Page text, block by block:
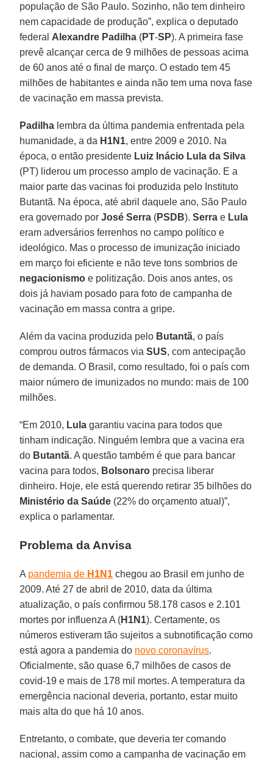
população de São Paulo. Sozinho, não tem dinheiro
nem capacidade de produção”, explica o deputado
federal Alexandre Padilha (PT-SP). A primeira fase
prevê alcançar cerca de 9 milhões de pessoas acima
de 60 anos até o final de março. O estado tem 45
milhões de habitantes e ainda não tem uma nova fase
de vacinação em massa prevista.
Padilha lembra da última pandemia enfrentada pela
humanidade, a da H1N1, entre 2009 e 2010. Na
época, o então presidente Luiz Inácio Lula da Silva
(PT) liderou um processo amplo de vacinação. E a
maior parte das vacinas foi produzida pelo Instituto
Butantã. Na época, até abril daquele ano, São Paulo
era governado porJosé Serra (PSDB).Serra e Lula
eram adversários ferrenhos no campo político e
ideológico. Mas o processo de imunização iniciado
em março foi eficiente e não teve tons sombrios de
negacionismo e politização. Dois anos antes, os
dois já haviam posado para foto de campanha de
vacinação em massa contra a gripe.
Além da vacina produzida pelo Butantã, o país
comprou outros fármacos viaSUS, com antecipação
de demanda. O Brasil, como resultado, foi o país com
maior número de imunizados no mundo: mais de 100
milhões.
“Em 2010, Lula garantiu vacina para todos que
tinham indicação. Ninguém lembra que a vacina era
do Butantã. A questão também é que para bancar
vacina para todos, Bolsonaro precisa liberar
dinheiro. Hoje, ele está querendo retirar 35 bilhões do
Ministério da Saúde (22% do orçamento atual)”,
explica o parlamentar.
Problema da Anvisa
A pandemia de H1N1 chegou ao Brasil em junho de
2009. Até 27 de abril de 2010, data da última
atualização, o país confirmou 58.178 casos e 2.101
mortes por influenza A (H1N1). Certamente, os
números estiveram tão sujeitos a subnotificação como
está agora a pandemia do novo coronavírus.
Oficialmente, são quase 6,7 milhões de casos de
covid-19 e mais de 178 mil mortes. A temperatura da
emergência nacional deveria, portanto, estar muito
mais alta do que há 10 anos.
Entretanto, o combate, que deveria ter comando
nacional, assim como a campanha de vacinação em